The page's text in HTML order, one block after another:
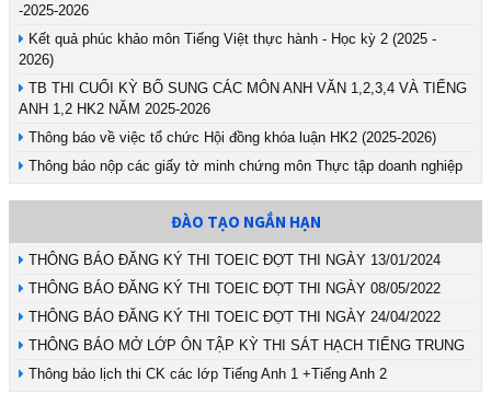
-2025-2026
Kết quả phúc khảo môn Tiếng Việt thực hành - Học kỳ 2 (2025 -
2026)
TB THI CUỐI KỲ BỔ SUNG CÁC MÔN ANH VĂN 1,2,3,4 VÀ TIẾNG
ANH 1,2 HK2 NĂM 2025-2026
Thông báo về việc tổ chức Hội đồng khóa luận HK2 (2025-2026)
Thông báo nộp các giấy tờ minh chứng môn Thực tập doanh nghiệp
ĐÀO TẠO NGẮN HẠN
THÔNG BÁO ĐĂNG KÝ THI TOEIC ĐỢT THI NGÀY 13/01/2024
THÔNG BÁO ĐĂNG KÝ THI TOEIC ĐỢT THI NGÀY 08/05/2022
THÔNG BÁO ĐĂNG KÝ THI TOEIC ĐỢT THI NGÀY 24/04/2022
THÔNG BÁO MỞ LỚP ÔN TẬP KỲ THI SÁT HẠCH TIẾNG TRUNG
Thông báo lịch thi CK các lớp Tiếng Anh 1 +Tiếng Anh 2